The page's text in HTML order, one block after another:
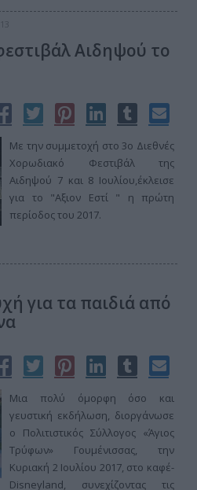
Αιδηψού το
Με την συμμετοχή στο 3ο Διεθνές
Χορωδιακό Φεστιβάλ της
Αιδηψού 7 και 8 Ιουλίου,έκλεισε
για το "Αξιον Εστί " η πρώτη
περίοδος του 2017.
για τα παιδιά από
Μια πολύ όμορφη όσο και
γευστική εκδήλωση, διοργάνωσε
ο Πολιτιστικός Σύλλογος «Άγιος
Τρύφων» Γουμένισσας, την
Κυριακή 2 Ιουλίου 2017, στο καφέ-
Disneyland, συνεχίζοντας τις